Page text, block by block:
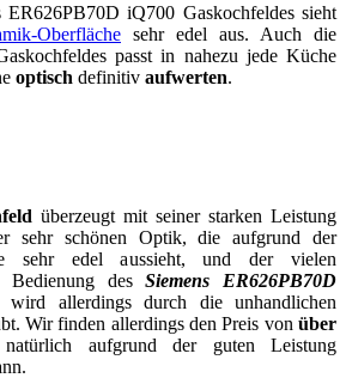
iQ700 Gaskochfeldes sieht
Oberfläche sehr edel aus. Auch die
passt in nahezu jede Küche
optisch definitiv aufwerten.
überzeugt mit seiner starken Leistung
sehr schönen Optik, die aufgrund der
sehr edel aussieht, und der vielen
Bedienung desSiemens ER626PB70D
allerdings durch die unhandlichen
Wir finden allerdings den Preis von über
aufgrund der guten Leistung